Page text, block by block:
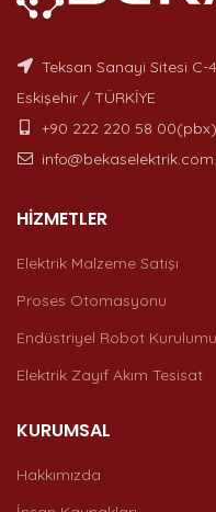
Teksan Sanayi Sitesi
Eskişehir / TÜRKİYE
+90 222 220 58 00(pbx)
HIZMETLER
Elektrik Malzeme Satışı
Proses Otomasyonu
Endüstriyel Robot Kurulumu
Elektrik Zayıf Akım Tesisat
KURUMSAL
Hakkımızda